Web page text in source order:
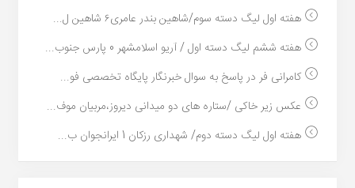
هفته اول لیگ دسته سوم/شاهین بندر عامری۶ شاهین ل...
هفته ششم لیگ دسته اول / آریو اسلامشهر 0 پارس جنوب...
کامرانی فر در پاسخ به سوال خبرنگار پایگاه تخصصی فو...
عکس زیر خاکی /ستاره های دو میدانی دیروز،مربیان موف...
هفته اول لیگ دسته دوم/ شهداری رزکان 1 ایرانجوان ب...